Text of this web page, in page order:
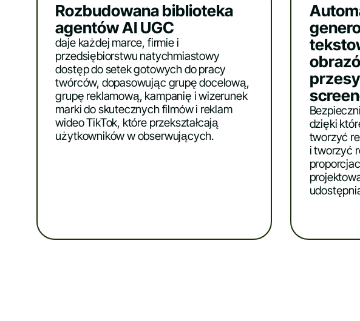
Rozbudowana biblioteka
agentów AI UGC
daje każdej marce, firmie i
przedsiębiorstwu natychmiastowy
dostęp do setek gotowych do pracy
twórców, dopasowując grupę docelową,
grupę reklamową, kampanię i wizerunek
marki do skutecznych filmów i reklam
wideo TikTok, które przekształcają
użytkowników w obserwujących.
dzięki
tworzyć
i tworzyć